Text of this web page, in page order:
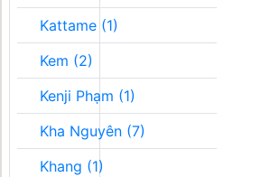
Kattame (1)
Kem (2)
Kenji Phạm (1)
Kha Nguyên (7)
Khang (1)